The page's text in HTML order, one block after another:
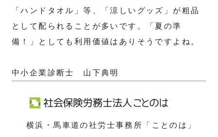
「ハンドタオル」等、「涼しいグッズ」が粗品
として配られることが多いです。「夏の準
備！」としても利用価値はありそうですよね。
中小企業診断士 山下典明
横浜・馬車道の社労士事務所「ことのは」